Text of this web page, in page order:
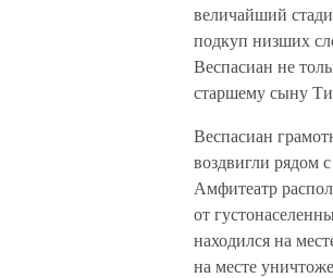
величайший
подкуп низших
Веспасиан не
старшему сыну
Веспасиан
воздвигли
Амфитеатр
от
находился на
на месте